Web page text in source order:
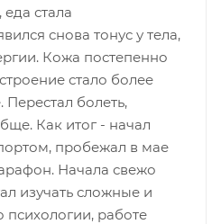
стала
снова тонус у тела,
Кожа постепенно
стало более
Перестал болеть,
Как итог - начал
пробежал в мае
Начала свежо
изучать сложные и
работе